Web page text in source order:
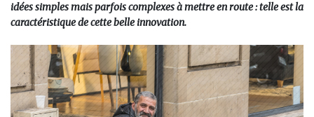
idées simples mais parfois complexes à mettre en route : telle est la
caractéristique de cette belle innovation.